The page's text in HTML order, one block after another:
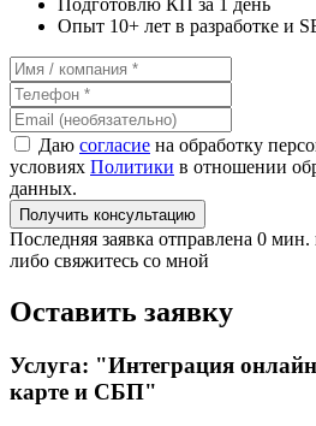
Подготовлю КП за 1 день
Опыт 10+ лет в разработке и
Даю согласие на обработку
условиях Политики в отношении
данных.
Получить консультацию
Последняя заявка отправлена 0 мин.
либо свяжитесь со мной
Оставить заявку
Услуга: "Интеграция
карте и СБП"